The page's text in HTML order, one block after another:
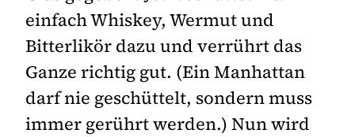
einfach Whiskey, Wermut und
Bitterlikör dazu und verrührt das
Ganze richtig gut. (Ein Manhattan
darf nie geschüttelt, sondern muss
immer gerührt werden.) Nun wird